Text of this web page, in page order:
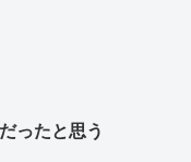
ったと思う